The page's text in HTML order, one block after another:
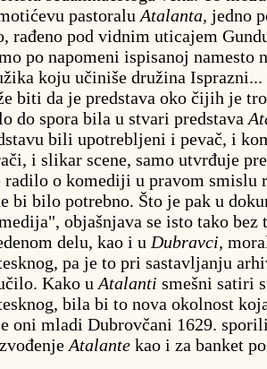
pastoraluAtalanta, jedno
rađeno pod vidnim uticajem
po napomeni ispisanoj namesto
koju učiniše družina
biti da je predstava oko čijih je
do spora bila u stvari predstava
bili upotrebljeni i pevač, i
i slikar scene, samo utvrđuje
radilo o komediji u pravom smislu
bi bilo potrebno. Što je pak u
objašnjava se isto tako bez
delu, kao i uDubravci,
pa je to pri sastavljanju
Kako uAtalanti smešni satiri
bila bi to nova okolnost
oni mladi Dubrovčani 1629.
Atalante kao i za banket